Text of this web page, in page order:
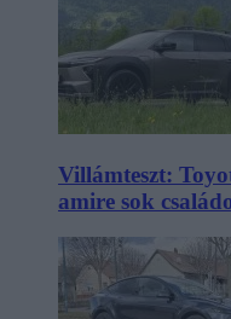
Villámteszt:
amire sok